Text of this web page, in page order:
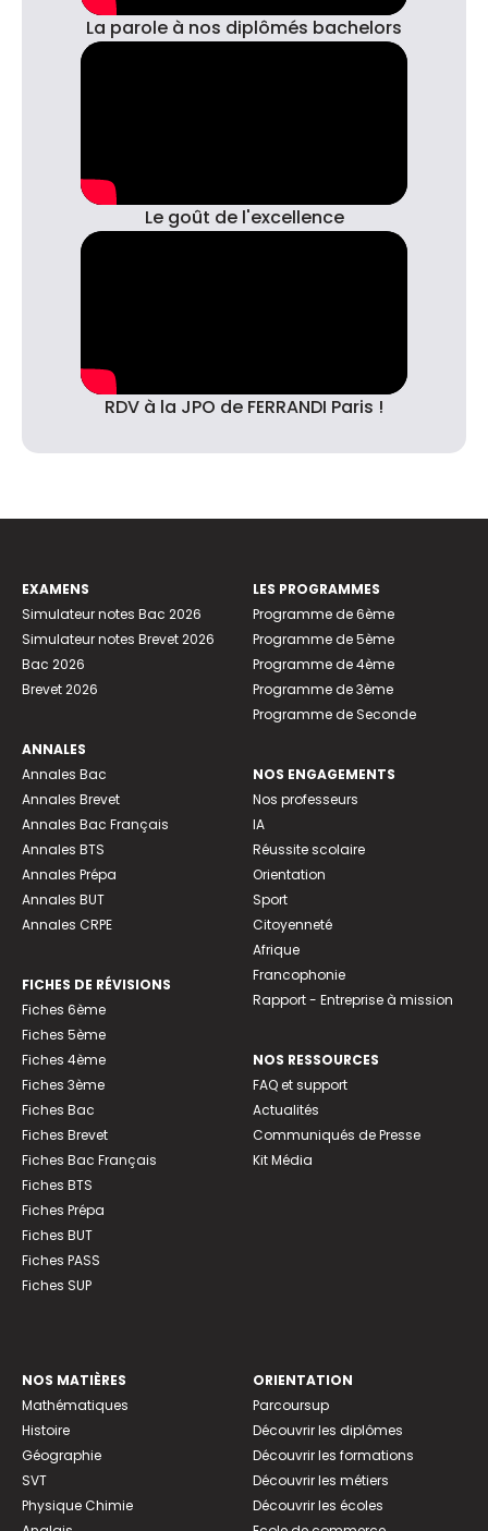
La parole à nos diplômés bachelors
Le goût de l'excellence
RDV à la JPO de FERRANDI Paris !
EXAMENS
Simulateur notes Bac 2026
Simulateur notes Brevet 2026
Bac 2026
Brevet 2026
ANNALES
Annales Bac
Annales Brevet
Annales Bac Français
Annales BTS
Annales Prépa
Annales BUT
Annales CRPE
FICHES DE RÉVISIONS
Fiches 6ème
Fiches 5ème
Fiches 4ème
Fiches 3ème
Fiches Bac
Fiches Brevet
Fiches Bac Français
Fiches BTS
Fiches Prépa
Fiches BUT
Fiches PASS
Fiches SUP
LES PROGRAMMES
Programme de 6ème
Programme de 5ème
Programme de 4ème
Programme de 3ème
Programme de Seconde
NOS ENGAGEMENTS
Nos professeurs
IA
Réussite scolaire
Orientation
Sport
Citoyenneté
Afrique
Francophonie
Rapport - Entreprise à mission
NOS RESSOURCES
FAQ et support
Actualités
Communiqués de Presse
Kit Média
NOS MATIÈRES
Mathématiques
Histoire
Géographie
SVT
Physique Chimie
ORIENTATION
Parcoursup
Découvrir les diplômes
Découvrir les formations
Découvrir les métiers
Découvrir les écoles